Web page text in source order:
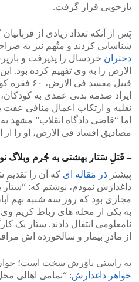
بازجویی قرار گرفت.
شناسایی کردند و متُهم نیز به
دختران خردسال را پذیرفت و
قبیل مفسد
نقلیه و ارتکاب اعمال منافی
اما “قاضی دادگاه انقلاب” مشهد به
مصادیق افساد فی الارض، او را از
– قَتلِ سَتار بهشتی به جُرم وبلاگ
پیشتَر دَر مَقاله ای که آن را تَقدیمِ
داغدارَش نمودم، نوشتم که:
مجازی بود که روز سه شنبه نهم
به یکی از محله های رباط کریم
نامعلومی انتقال دادند. ستار یک
از مادرِ بیمار و سالخورده اش
به راستی باوَرش سخت است؛ جوان
خواهر داغدارش: “تمامی اهالی